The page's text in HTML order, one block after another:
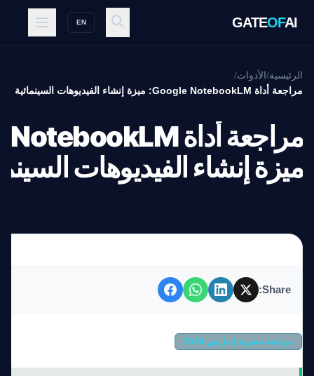
GATEOFAI
EN
الرئيسية/ الأدوات/
مراجعة أداة Google NotebookLM: ميزة إنشاء الفيديوهات السينمائية
ميزة إنشاء الفيديوهات
Share:
مراجعة حصرية | مارس 2026